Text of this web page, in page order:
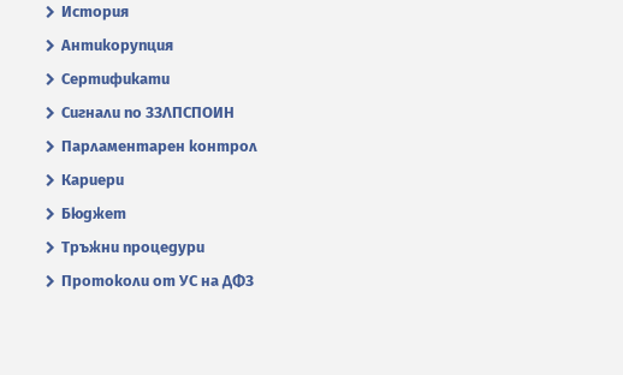
История
Антикорупция
Сертификати
Сигнали по ЗЗЛПСПОИН
Парламентарен контрол
Кариери
Бюджет
Тръжни процедури
Протоколи от УС на ДФЗ